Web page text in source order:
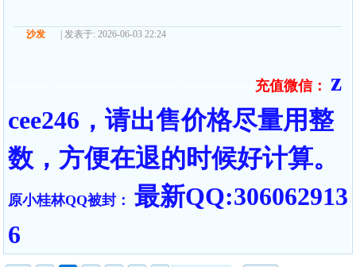
沙发 | 发表于: 2026-06-03 22:24
充值微信：
z
cee246，请出售价格尽量用整
数，方便在退的时候好计算。
原小桂林QQ被封： 最新QQ:306062913
6